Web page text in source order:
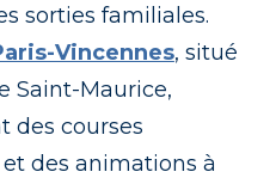
sorties familiales.
Vincennes, situé
Saint-Maurice,
des courses
des animations à